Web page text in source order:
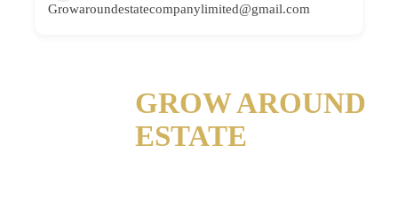
Growaroundestatecompanylimited@gmail.com
GROW AROUND
ESTATE